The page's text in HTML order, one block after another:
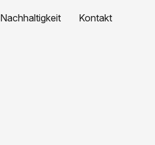
Nachhaltigkeit Kontakt